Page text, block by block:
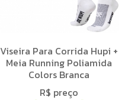
Viseira Para Corrida Hupi +
Meia Running Poliamida
Colors Branca
R$ preço